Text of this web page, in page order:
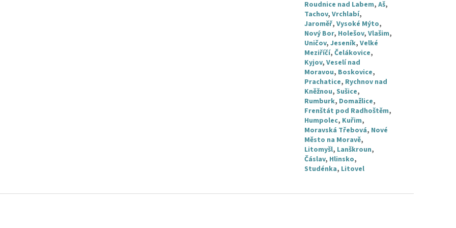
Roudnice nad Labem,Aš,
Tachov,Vrchlabí,
Jaroměř,Vysoké Mýto,
Nový Bor, Holešov,Vlašim,
Uničov,Jeseník,Velké
Meziříčí,Čelákovice,
Kyjov,Veselí nad
Moravou, Boskovice,
Prachatice, Rychnov nad
Kněžnou,Sušice,
Rumburk, Domažlice,
Frenštát pod Radhoštěm,
Humpolec, Kuřim,
Moravská Třebová, Nové
Město na Moravě,
Litomyšl, Lanškroun,
Čáslav, Hlinsko,
Studénka, Litovel